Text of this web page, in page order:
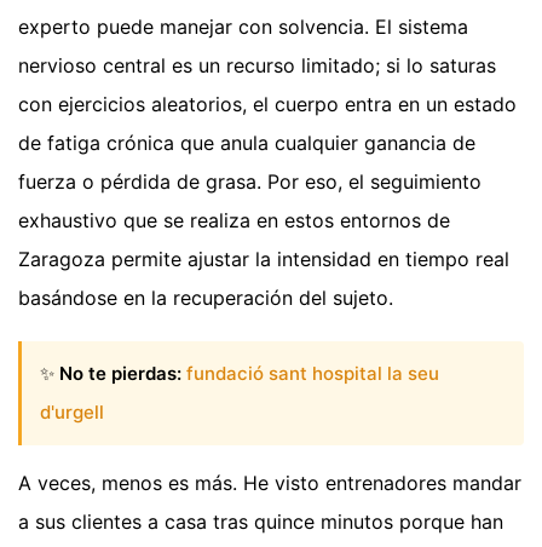
experto puede manejar con solvencia. El sistema
nervioso central es un recurso limitado; si lo saturas
con ejercicios aleatorios, el cuerpo entra en un estado
de fatiga crónica que anula cualquier ganancia de
fuerza o pérdida de grasa. Por eso, el seguimiento
exhaustivo que se realiza en estos entornos de
Zaragoza permite ajustar la intensidad en tiempo real
basándose en la recuperación del sujeto.
✨ No te pierdas: fundació sant hospital la seu
d'urgell
A veces, menos es más. He visto entrenadores mandar
a sus clientes a casa tras quince minutos porque han